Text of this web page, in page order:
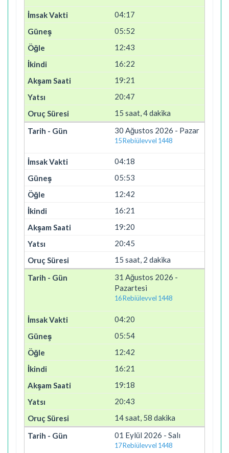
04:17
05:52
12:43
16:22
19:21
20:47
15 saat, 4 dakika
30 Ağustos 2026 - Pazar
15 Rebiülevvel 1448
04:18
05:53
12:42
16:21
19:20
20:45
15 saat, 2 dakika
31 Ağustos 2026 -
Pazartesi
16 Rebiülevvel 1448
04:20
05:54
12:42
16:21
19:18
20:43
14 saat, 58 dakika
01 Eylül 2026 - Salı
17 Rebiülevvel 1448